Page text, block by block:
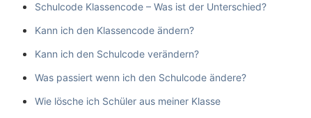
Schulcode Klassencode – Was ist der Unterschied?
Kann ich den Klassencode ändern?
Kann ich den Schulcode verändern?
Was passiert wenn ich den Schulcode ändere?
Wie lösche ich Schüler aus meiner Klasse